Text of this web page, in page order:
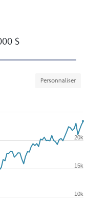
$
Personnaliser
10k
15k
20k